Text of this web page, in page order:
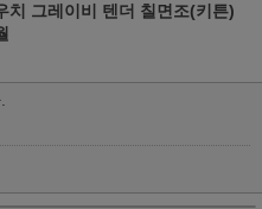
치 그레이비 텐더 칠면조(키튼)